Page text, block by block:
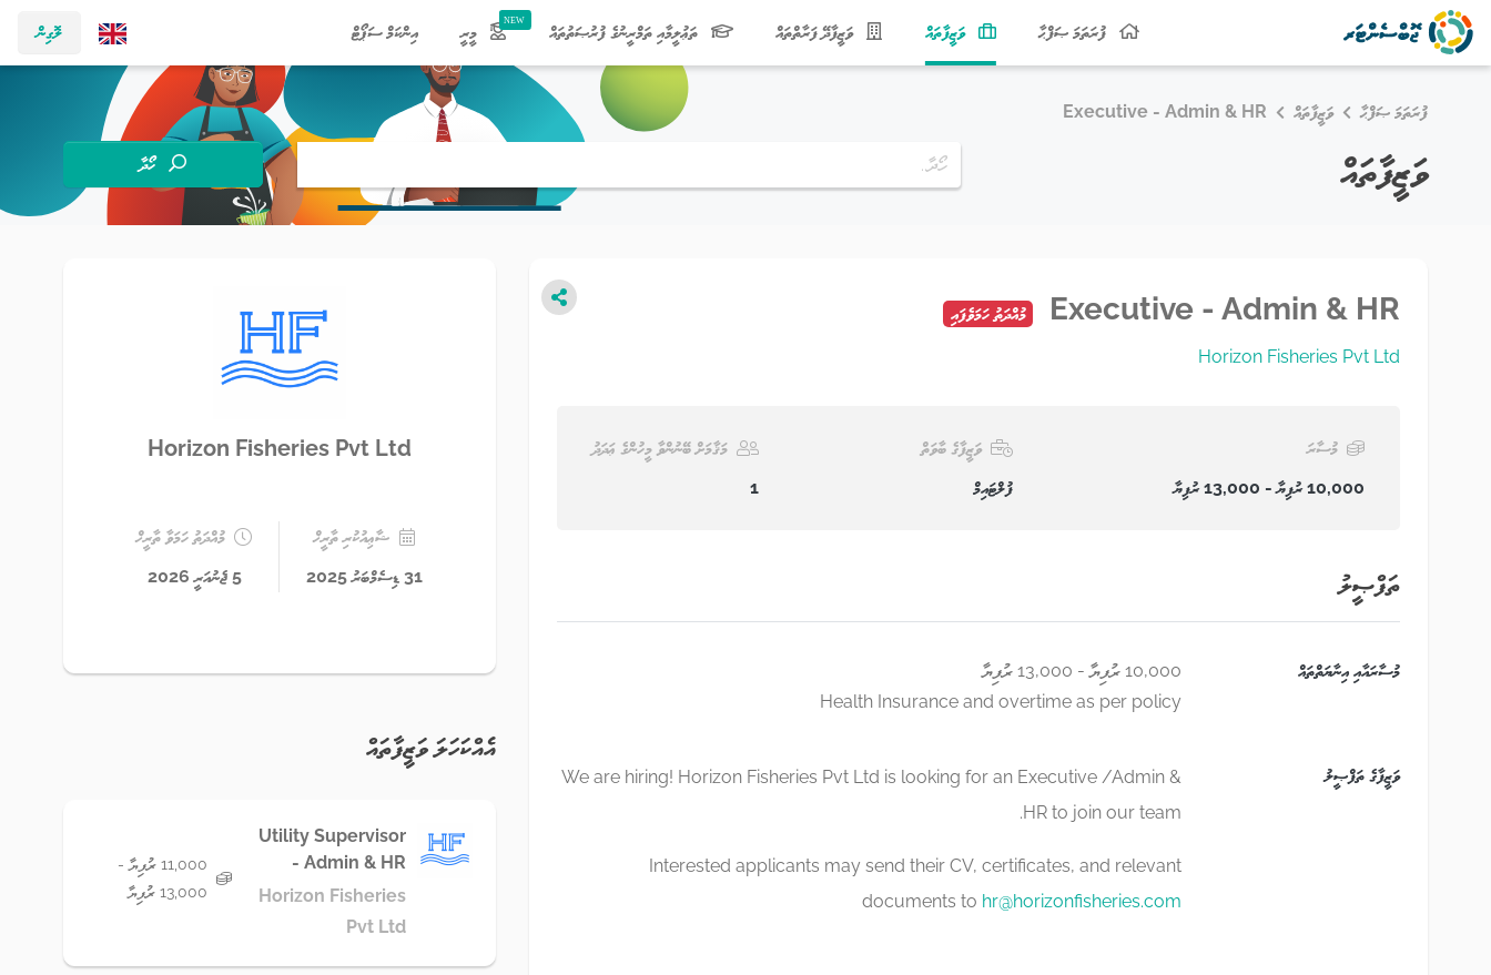
ލޮގިން ފުރަތަމަ ޞަފްޙާ ވަޒީފާތައް
(current) ވަޒީފާދޭ ފަރާތްތައް ތަޢުލީމާއި ތަމްރީނުގެ ފުރުޞަތުތައް މީރީ އިންކަމް ސަޕޯޓް
ފުރަތަމަ ޞަފްޙާ ވަޒީފާތައް Executive - Admin & HR
ވަޒީފާތައް ހޯދާ
Executive - Admin & HR މުއްދަތު ހަމަވެފައި
Horizon Fisheries Pvt Ltd
މުސާރަ
10,000 ރުފިޔާ - 13,000 ރުފިޔާ
ވަޒީފާގެ ބާވަތް
ފުލްޓައިމް
މަޤާމަށް ބޭނުންވާ މީހުންގެ ޢަދަދު
1
ތަފްޞީލު
މުސާރައާއި އިނާޔަތްތައް
10,000 ރުފިޔާ - 13,000 ރުފިޔާ
Health Insurance and overtime as per policy
ވަޒީފާގެ ތަފްޞީލު
We are hiring! Horizon Fisheries Pvt Ltd is looking for an Executive /Admin &
HR to join our team.
Interested applicants may send their CV, certificates, and relevant
documents to hr@horizonfisheries.com
Horizon Fisheries Pvt Ltd
ޝާޢިއުކުރި ތާރީޚް
31 ޑިސެމްބަރު 2025
މުއްދަތު ހަމަވާ ތާރީޚް
5 ޖެނުއަރީ 2026
އެއްކަހަލަ ވަޒީފާތައް
Utility Supervisor
- Admin & HR
Horizon Fisheries
Pvt Ltd
11,000 ރުފިޔާ -
13,000 ރުފިޔާ